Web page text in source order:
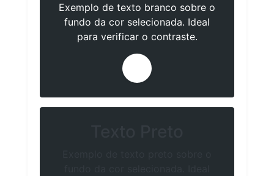
Exemplo de texto branco sobre o
fundo da cor selecionada. Ideal
para verificar o contraste.